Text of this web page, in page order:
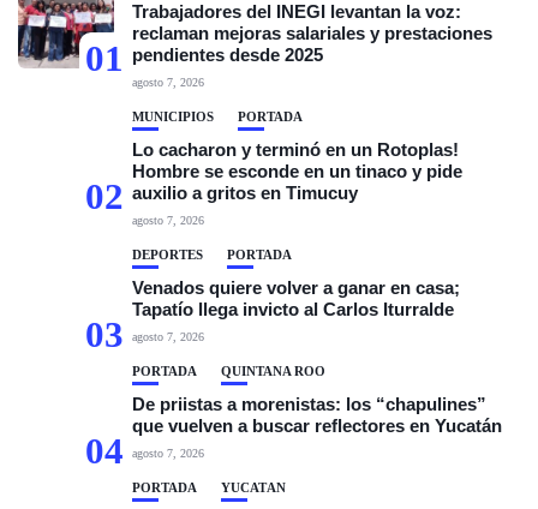
01
Trabajadores del INEGI levantan la voz:
reclaman mejoras salariales y prestaciones
pendientes desde 2025
agosto 7, 2026
02
MUNICIPIOS PORTADA
Lo cacharon y terminó en un Rotoplas!
Hombre se esconde en un tinaco y pide
auxilio a gritos en Timucuy
agosto 7, 2026
03
DEPORTES PORTADA
Venados quiere volver a ganar en casa;
Tapatío llega invicto al Carlos Iturralde
agosto 7, 2026
04
PORTADA QUINTANA ROO
De priistas a morenistas: los “chapulines”
que vuelven a buscar reflectores en Yucatán
agosto 7, 2026
PORTADA YUCATÁN